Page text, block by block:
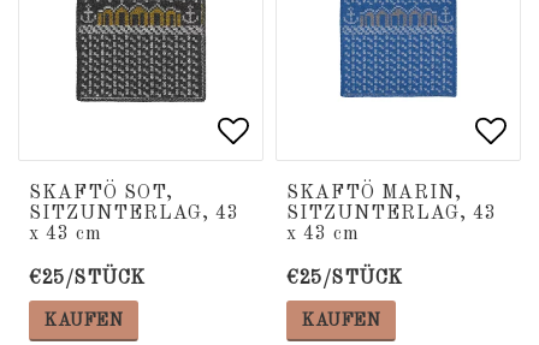
Add to list of favorites
Add to list of favorites
SKAFTÖ SOT,
SITZUNTERLAG, 43
x 43 cm
€25/STÜCK
KAUFEN
SKAFTÖ MARIN,
SITZUNTERLAG, 43
x 43 cm
€25/STÜCK
KAUFEN